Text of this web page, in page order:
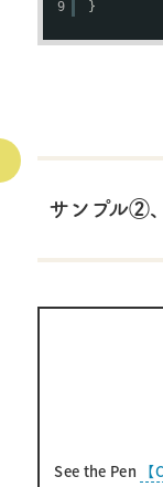
9
}
サンプル②
See the Pen